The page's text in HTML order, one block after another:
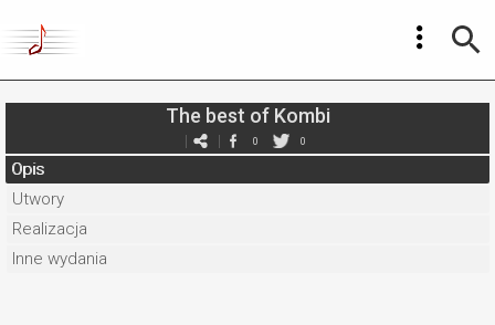
The best of Kombi
0 0
Opis
Utwory
Realizacja
Inne wydania